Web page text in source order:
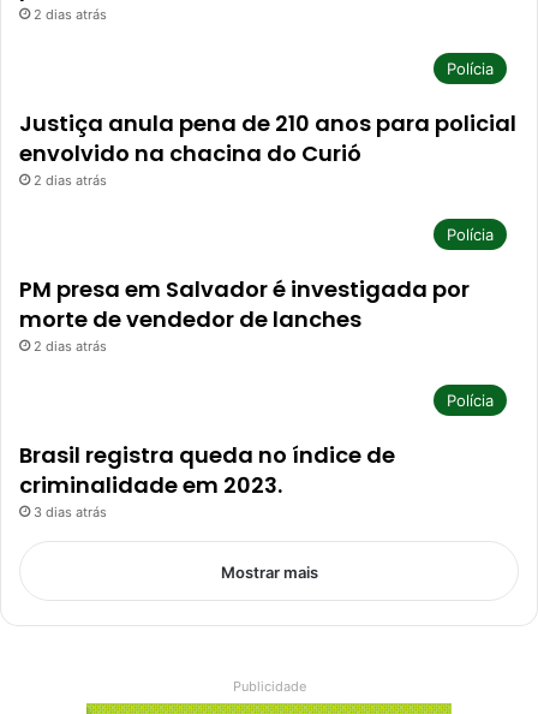
2 dias atrás
Polícia
Justiça anula pena de 210 anos para policial
envolvido na chacina do Curió
2 dias atrás
Polícia
PM presa em Salvador é investigada por
morte de vendedor de lanches
2 dias atrás
Polícia
Brasil registra queda no índice de
criminalidade em 2023.
3 dias atrás
Mostrar mais
Publicidade